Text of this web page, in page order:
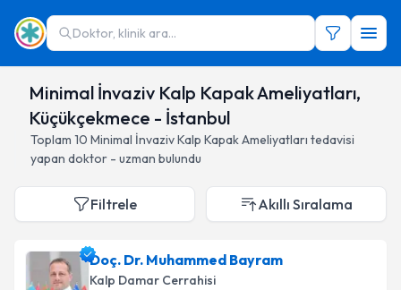
Doktor, klinik ara...
Minimal İnvaziv Kalp Kapak Ameliyatları,
Küçükçekmece - İstanbul
Toplam 10 Minimal İnvaziv Kalp Kapak Ameliyatları tedavisi
yapan doktor - uzman bulundu
Filtrele Akıllı Sıralama
Doç. Dr. Muhammed Bayram
Kalp Damar Cerrahisi